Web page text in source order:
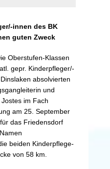
innen des BK
guten Zweck
Oberstufen-Klassen
gepr. Kinderpfleger/-
absolvierten
und
im Fach
am 25. September
das Friedensdorf
beiden Kinderpflege-
von 58 km.